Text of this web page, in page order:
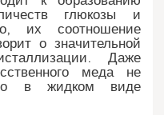
глюкозы и
их соотношение
о значительной
Даже
меда не
в жидком виде